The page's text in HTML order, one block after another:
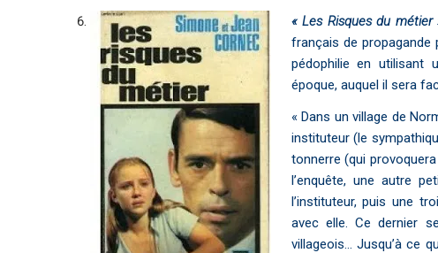
« Les Risques du métier
français de propagande
pédophilie en utilisant
époque, auquel il sera
« Dans un village de
instituteur (le
tonnerre (qui
l’enquête, une autre
l’instituteur, puis une
avec elle. Ce dernier
villageois… Jusqu’à ce